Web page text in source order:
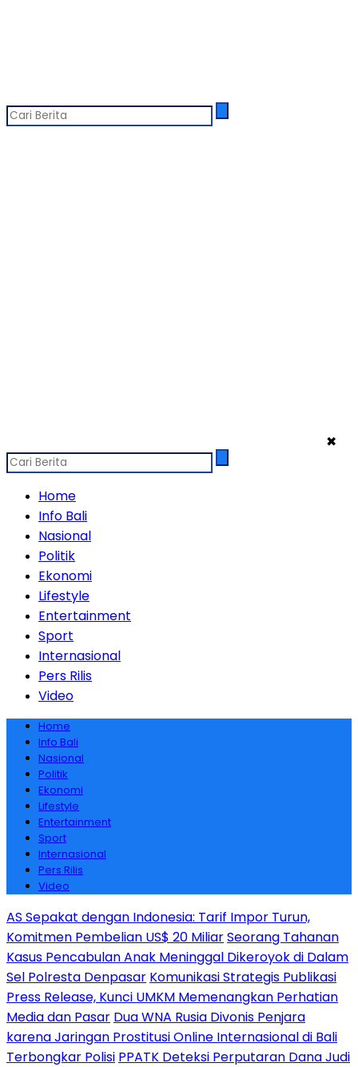
✖
Home
Info Bali
Nasional
Politik
Ekonomi
Lifestyle
Entertainment
Sport
Internasional
Pers Rilis
Video
Home
Info Bali
Nasional
Politik
Ekonomi
Lifestyle
Entertainment
Sport
Internasional
Pers Rilis
Video
AS Sepakat dengan Indonesia: Tarif Impor Turun,
Komitmen Pembelian US$ 20 MiliarSeorang Tahanan
Kasus Pencabulan Anak Meninggal Dikeroyok di Dalam
Sel Polresta Denpasar Komunikasi Strategis Publikasi
Press Release, Kunci UMKM Memenangkan Perhatian
Media dan Pasar Dua WNA Rusia Divonis Penjara
karena Jaringan Prostitusi Online Internasional di Bali
Terbongkar Polisi PPATK Deteksi Perputaran Dana Judi